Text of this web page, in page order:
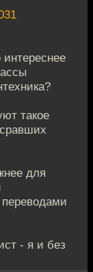
такое
для
- я и без